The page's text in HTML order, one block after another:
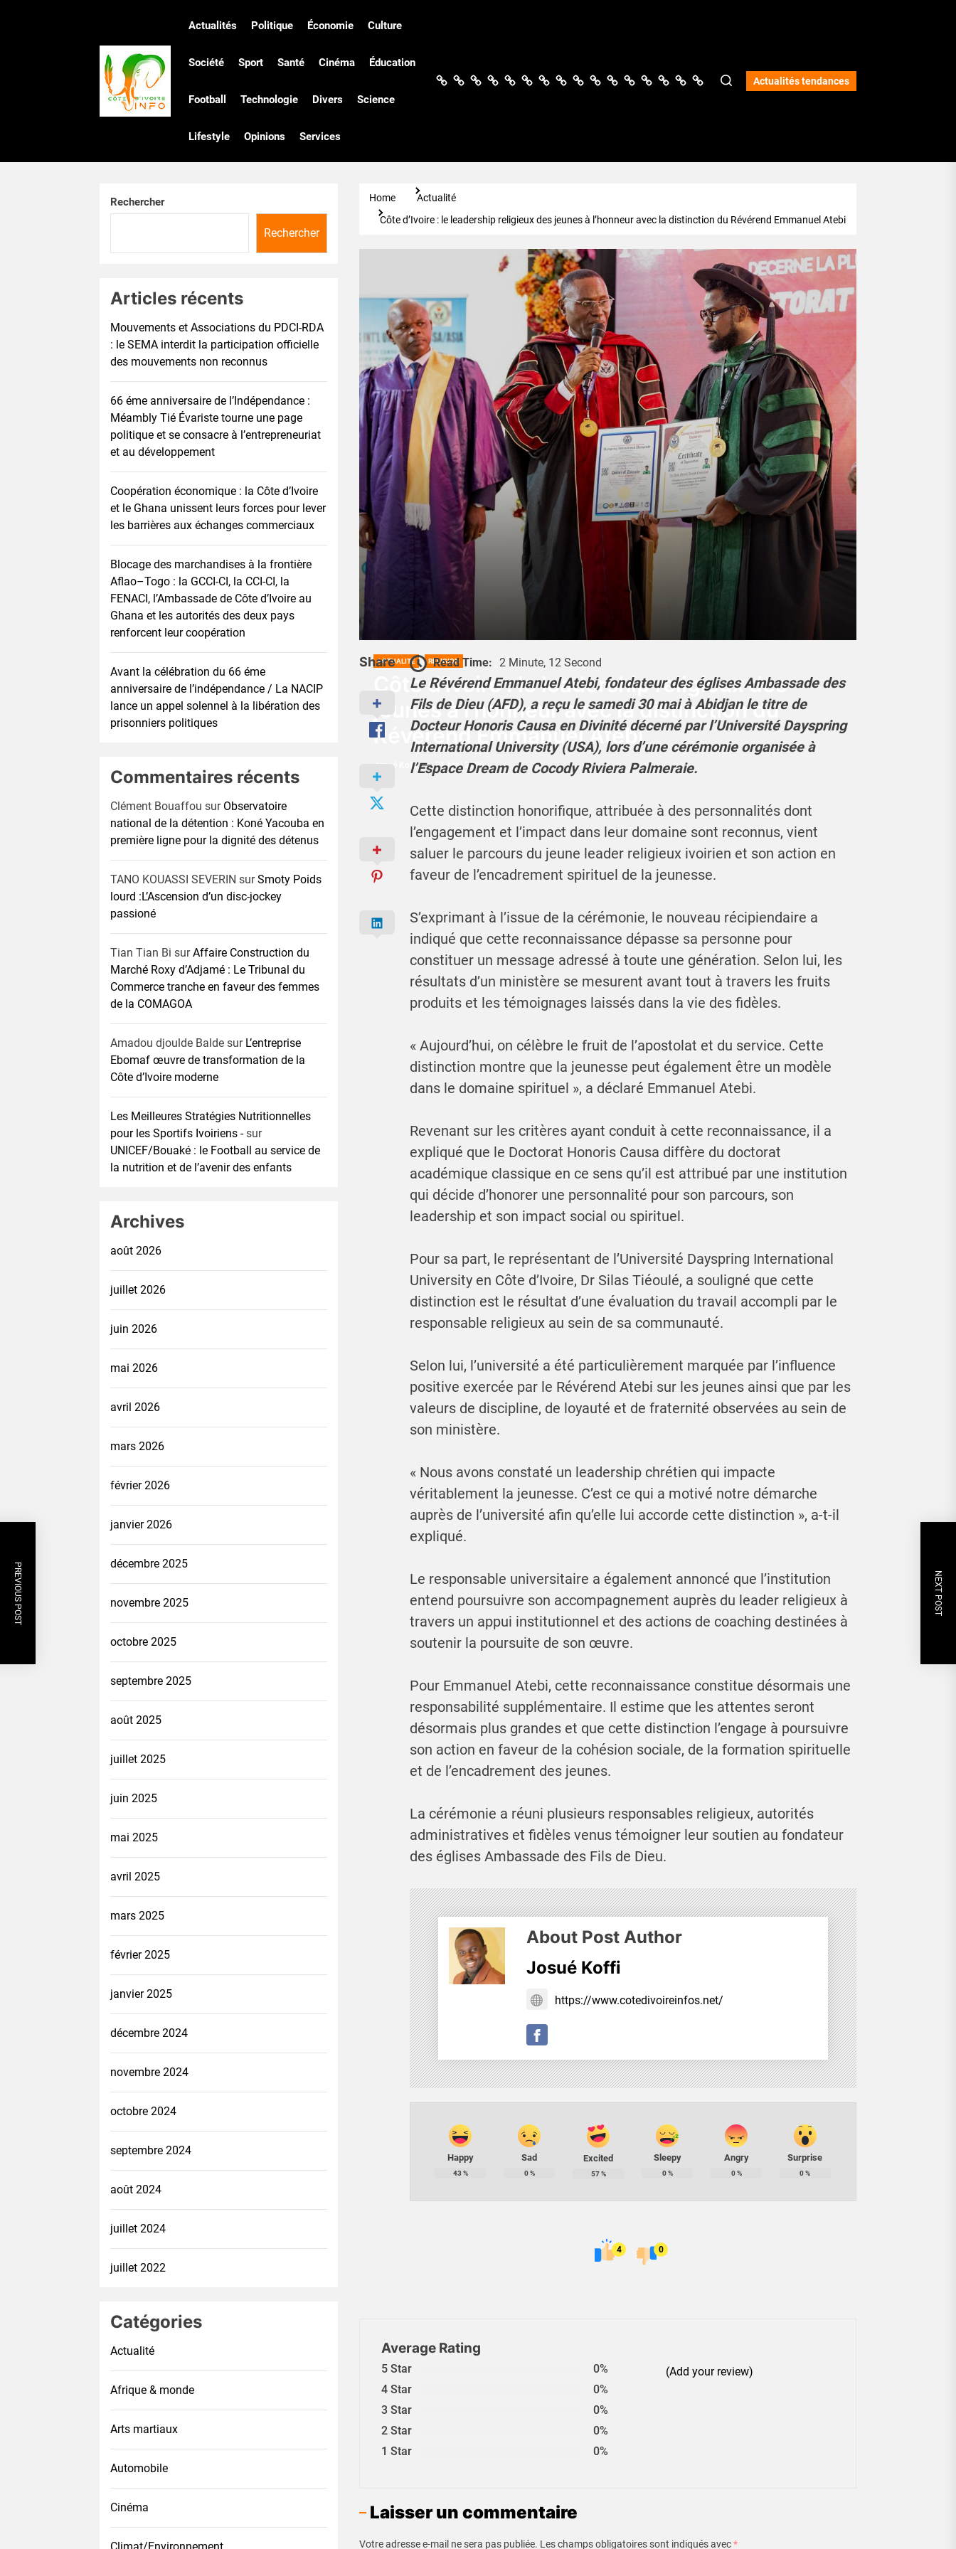
Côte
d'Ivoire
Infos
Actualités Politique Économie Culture
Société Sport Santé Cinéma Éducation
Football Technologie Divers Science
Lifestyle Opinions Services
Actualités
Politique
Économie
CultureSociété
SportSantéCinémaÉducation
Football
Technologie
DiversScience
Lifestyle
OpinionsServices Actualités tendances
Home
Actualité
Côte d’Ivoire : le leadership religieux des jeunes à l’honneur avec la distinction du Révérend Emmanuel Atebi
ACTUALITÉ RELIGION
Côte d’Ivoire : le leadership religieux des
jeunes à l’honneur avec la distinction du
Révérend Emmanuel Atebi
Josué Koffi 31 Mai 2026
Share Read Time: 2 Minute, 12 Second
Le Révérend Emmanuel Atebi, fondateur des églises Ambassade des
Fils de Dieu (AFD), a reçu le samedi 30 mai à Abidjan le titre de
Docteur Honoris Causa en Divinité décerné par l’Université Dayspring
International University (USA), lors d’une cérémonie organisée à
l’Espace Dream de Cocody Riviera Palmeraie.
Cette distinction honorifique, attribuée à des personnalités dont
l’engagement et l’impact dans leur domaine sont reconnus, vient
saluer le parcours du jeune leader religieux ivoirien et son action en
faveur de l’encadrement spirituel de la jeunesse.
S’exprimant à l’issue de la cérémonie, le nouveau récipiendaire a
indiqué que cette reconnaissance dépasse sa personne pour
constituer un message adressé à toute une génération. Selon lui, les
résultats d’un ministère se mesurent avant tout à travers les fruits
produits et les témoignages laissés dans la vie des fidèles.
« Aujourd’hui, on célèbre le fruit de l’apostolat et du service. Cette
distinction montre que la jeunesse peut également être un modèle
dans le domaine spirituel », a déclaré Emmanuel Atebi.
Revenant sur les critères ayant conduit à cette reconnaissance, il a
expliqué que le Doctorat Honoris Causa diffère du doctorat
académique classique en ce sens qu’il est attribué par une institution
qui décide d’honorer une personnalité pour son parcours, son
leadership et son impact social ou spirituel.
Pour sa part, le représentant de l’Université Dayspring International
University en Côte d’Ivoire, Dr Silas Tiéoulé, a souligné que cette
distinction est le résultat d’une évaluation du travail accompli par le
responsable religieux au sein de sa communauté.
Selon lui, l’université a été particulièrement marquée par l’influence
positive exercée par le Révérend Atebi sur les jeunes ainsi que par les
valeurs de discipline, de loyauté et de fraternité observées au sein de
son ministère.
« Nous avons constaté un leadership chrétien qui impacte
véritablement la jeunesse. C’est ce qui a motivé notre démarche
auprès de l’université afin qu’elle lui accorde cette distinction », a-t-il
expliqué.
Le responsable universitaire a également annoncé que l’institution
entend poursuivre son accompagnement auprès du leader religieux à
travers un appui institutionnel et des actions de coaching destinées à
soutenir la poursuite de son œuvre.
Pour Emmanuel Atebi, cette reconnaissance constitue désormais une
responsabilité supplémentaire. Il estime que les attentes seront
désormais plus grandes et que cette distinction l’engage à poursuivre
son action en faveur de la cohésion sociale, de la formation spirituelle
et de l’encadrement des jeunes.
La cérémonie a réuni plusieurs responsables religieux, autorités
administratives et fidèles venus témoigner leur soutien au fondateur
des églises Ambassade des Fils de Dieu.
About Post Author
Josué Koffi
https://www.cotedivoireinfos.net/
Happy
43 %
Sad
0%
Excited
57%
Sleepy
0%
Angry
0%
Surprise
0%
4 0
Average Rating
5 Star
0%
4 Star
0%
3 Star
0%
2 Star
0%
1 Star
0%
(Add your review)
Laisser un commentaire
Votre adresse e-mail ne sera pas publiée. Les champs obligatoires sont indiqués avec*
PREVIOUS POST NEXT POST
Rechercher
Rechercher
Articles récents
Mouvements et Associations du PDCI-RDA
: le SEMA interdit la participation officielle
des mouvements non reconnus
66 éme anniversaire de l’Indépendance :
Méambly Tié Évariste tourne une page
politique et se consacre à l’entrepreneuriat
et au développement
Coopération économique : la Côte d’Ivoire
et le Ghana unissent leurs forces pour lever
les barrières aux échanges commerciaux
Blocage des marchandises à la frontière
Aflao–Togo : la GCCI-CI, la CCI-CI, la
FENACI, l’Ambassade de Côte d’Ivoire au
Ghana et les autorités des deux pays
renforcent leur coopération
Avant la célébration du 66 éme
anniversaire de l’indépendance / La NACIP
lance un appel solennel à la libération des
prisonniers politiques
Commentaires récents
Clément Bouaffou sur Observatoire
national de la détention : Koné Yacouba en
première ligne pour la dignité des détenus
TANO KOUASSI SEVERIN surSmoty Poids
lourd :L’Ascension d’un disc-jockey
passioné
Tian Tian Bi surAffaire Construction du
Marché Roxy d’Adjamé : Le Tribunal du
Commerce tranche en faveur des femmes
de la COMAGOA
Amadou djoulde Balde sur L’entreprise
Ebomaf œuvre de transformation de la
Côte d’Ivoire moderne
Les Meilleures Stratégies Nutritionnelles
pour les Sportifs Ivoiriens -sur
UNICEF/Bouaké : le Football au service de
la nutrition et de l’avenir des enfants
Archives
août 2026
juillet 2026
juin 2026
mai 2026
avril 2026
mars 2026
février 2026
janvier 2026
décembre 2025
novembre 2025
octobre 2025
septembre 2025
août 2025
juillet 2025
juin 2025
mai 2025
avril 2025
mars 2025
février 2025
janvier 2025
décembre 2024
novembre 2024
octobre 2024
septembre 2024
août 2024
juillet 2024
juillet 2022
Catégories
Actualité
Afrique & monde
Arts martiaux
Automobile
Cinéma